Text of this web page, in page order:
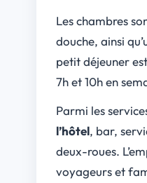
Les chambres
douche, ainsi
petit déjeuner
7h et 10h en
Parmi les
l’hôtel, bar,
deux-roues.
voyageurs et